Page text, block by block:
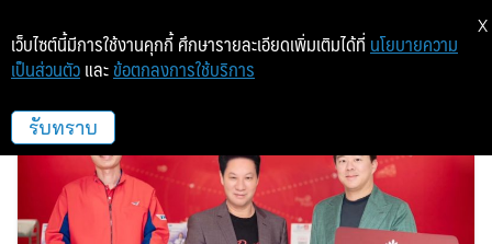
ฮั่วเซ่งเฮง คอมโมดิทัซ
เว็บไซต์นี้มีการใช้งานคุกกี้ ศึกษารายละเอียดเพิ่มเติมได้ที่ นโยบายความ
เป็นส่วนตัว และ ข้อตกลงการใช้บริการ
รับทราบ
X